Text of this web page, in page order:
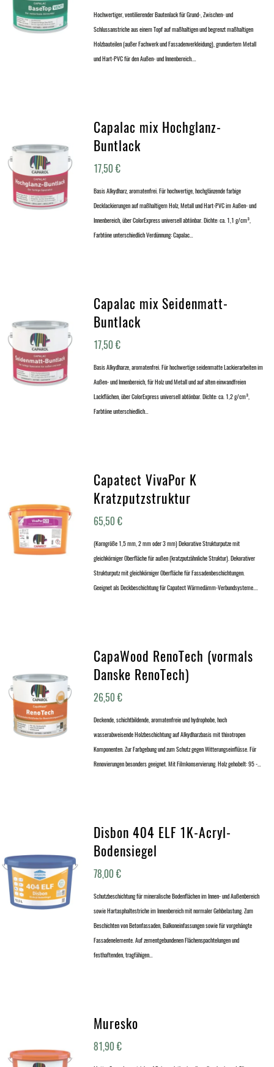
Hochwertiger, ventilierender Bautenlack für Grund-, Zwischen- und
Schlussanstriche aus einem Topf auf maßhaltigen und begrenzt maßhaltigen
Holzbauteilen (außer Fachwerk und Fassadenverkleidung), grundiertem Metall
und Hart-PVC für den Außen- und Innenbereich.…
Capalac mix Hochglanz-
Buntlack
17,50€
Basis Alkydharz, aromatenfrei. Für hochwertige, hochglänzende farbige
Decklackierungen auf maßhaltigem Holz, Metall und Hart-PVC im Außen- und
Innenbereich, über ColorExpress universell abtönbar. Dichte: ca. 1,1 g/cm³,
Farbtöne unterschiedlich Verdünnung: Capalac…
Capalac mix Seidenmatt-
Buntlack
17,50€
Basis Alkydharze, aromatenfrei. Für hochwertige seidenmatte Lackierarbeiten im
Außen- und Innenbereich, für Holz und Metall und auf alten einwandfreien
Lackflächen, über ColorExpress universell abtönbar. Dichte: ca. 1,2 g/cm³,
Farbtöne unterschiedlich…
Capatect VivaPor K
Kratzputzstruktur
65,50€
(Korngröße 1,5 mm, 2 mm oder 3 mm) Dekorative Strukturputze mit
gleichkörniger Oberfläche für außen (kratzputzähnliche Struktur). Dekorativer
Strukturputz mit gleichkörniger Oberfläche für Fassadenbeschichtungen.
Geeignet als Deckbeschichtung für Capatect Wärmedämm-Verbundsysteme.…
CapaWood RenoTech (vormals
Danske RenoTech)
26,50€
Deckende, schichtbildende, aromatenfreie und hydrophobe, hoch
wasserabweisende Holzbeschichtung auf Alkydharzbasis mit thixotropen
Komponenten. Zur Farbgebung und zum Schutz gegen Witterungseinflüsse. Für
Renovierungen besonders geeignet. Mit Filmkonservierung. Holz gehobelt: 95 -…
Disbon 404 ELF 1K-Acryl-
Bodensiegel
78,00€
Schutzbeschichtung für mineralische Bodenflächen im Innen- und Außenbereich
sowie Hartasphaltestriche im Innenbereich mit normaler Gehbelastung. Zum
Beschichten von Betonfassaden, Balkoneinfassungen sowie für vorgehängte
Fassadenelemente. Auf zementgebundenen Flächenspachtelungen und
festhaftenden, tragfähigen…
Muresko
81,90€